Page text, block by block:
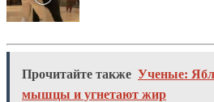
Прочитайте также Ученые:
мышцы и угнетают жир